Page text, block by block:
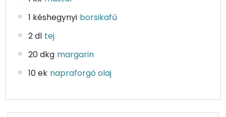
1 késhegynyi borsikafű
2 dl tej
20 dkg margarin
10 ek napraforgó olaj